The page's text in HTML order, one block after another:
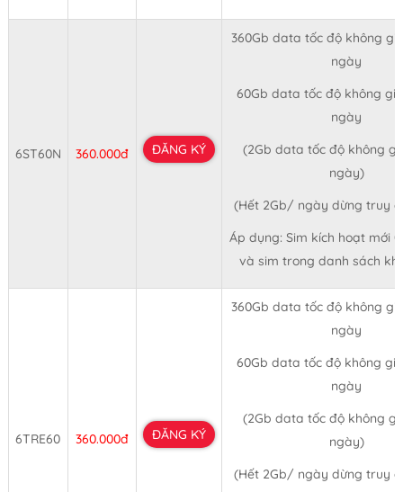
6ST60N 360.000đ ĐĂNG KÝ
360Gb data tốc độ không
ngày
60Gb data tốc độ không
ngày
(2Gb data tốc độ không
ngày)
(Hết 2Gb/ ngày dừng truy
Áp dụng: Sim kích hoạt mới
và sim trong danh sách
6TRE60 360.000đ ĐĂNG KÝ
360Gb data tốc độ không
ngày
60Gb data tốc độ không
ngày
(2Gb data tốc độ không
ngày)
(Hết 2Gb/ ngày dừng truy